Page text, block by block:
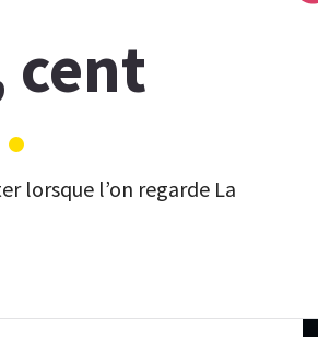
cent
lorsque l’on regarde La